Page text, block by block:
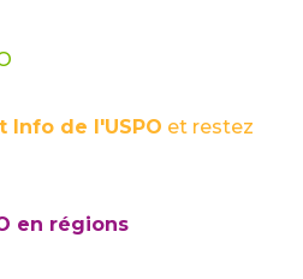
Info de l'USPO et restez
en régions